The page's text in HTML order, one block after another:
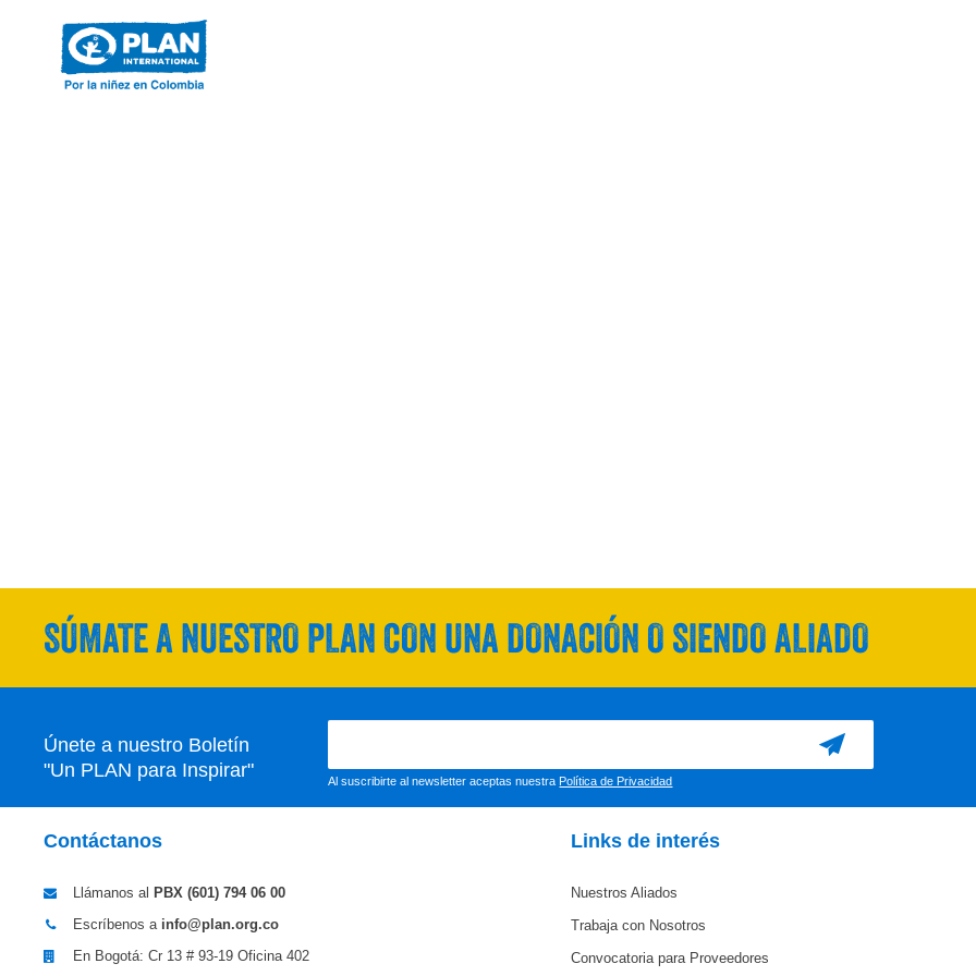
SÚMATE A NUESTRO PLAN CON UNA DONACIÓN O SIENDO ALIADO
Únete a nuestro Boletín
"Un PLAN para Inspirar"
Al suscribirte al newsletter aceptas nuestra Política de Privacidad
Contáctanos
Llámanos al PBX (601) 794 06 00
Escríbenos a info@plan.org.co
En Bogotá: Cr 13 # 93-19 Oficina 402
Links de interés
Nuestros Aliados
Trabaja con Nosotros
Convocatoria para Proveedores